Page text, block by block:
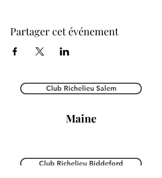
Partager cet événement
Club Richelieu Salem
Maine
Club Richelieu Biddeford